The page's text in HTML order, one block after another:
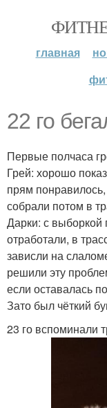
главная
22 го
Первые полчаса
Грей: хорошо
прям
собрали потом в
Дарки: с
отработали, в
зависли на
решили эту
если оставалась
Зато был чёткий
23 го вспоминали